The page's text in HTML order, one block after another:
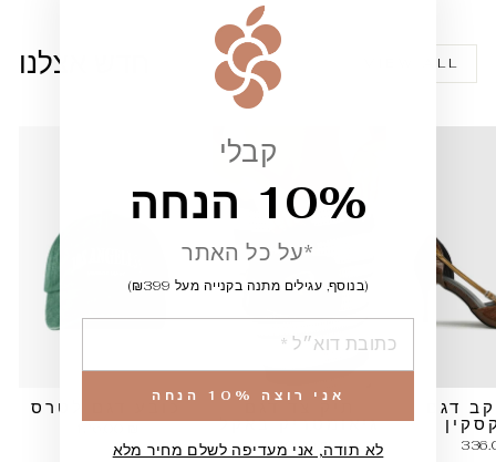
קבלי
10% הנחה
*על כל האתר
(בנוסף, עגילים מתנה בקנייה מעל ₪399)
אני רוצה 10% הנחה
לא תודה, אני מעדיפה לשלם מחיר מלא
חדש אצלנו VIEW ALL
כובע דגם לטרס
גיאומטריק באקל
210.00 ₪
דגם